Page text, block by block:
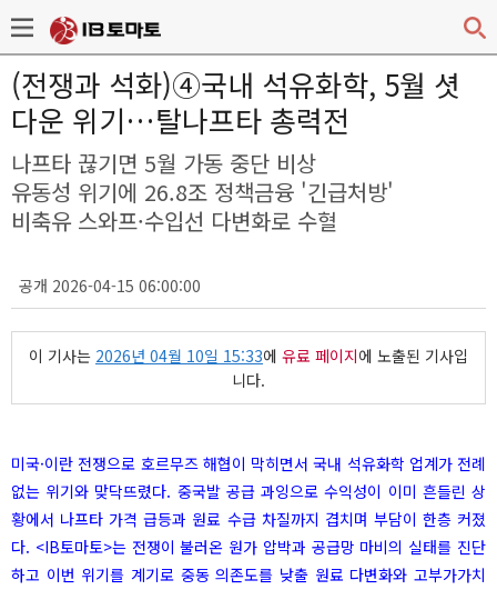
(전쟁과 석화)④국내 석유화학, 5월 셧
다운 위기…탈나프타 총력전
나프타 끊기면 5월 가동 중단 비상
유동성 위기에 26.8조 정책금융 '긴급처방'
비축유 스와프·수입선 다변화로 수혈
공개 2026-04-15 06:00:00
이 기사는 2026년 04월 10일 15:33에 유료 페이지에 노출된 기사입
니다.
미국·이란 전쟁으로 호르무즈 해협이 막히면서 국내 석유화학 업계가 전례
없는 위기와 맞닥뜨렸다. 중국발 공급 과잉으로 수익성이 이미 흔들린 상
황에서 나프타 가격 급등과 원료 수급 차질까지 겹치며 부담이 한층 커졌
다. <IB토마토>는 전쟁이 불러온 원가 압박과 공급망 마비의 실태를 진단
하고 이번 위기를 계기로 중동 의존도를 낮출 원료 다변화와 고부가가치